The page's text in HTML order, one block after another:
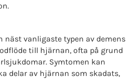
näst vanligaste typen av demens
till hjärnan, ofta på grund
Symtomen kan
delar av hjärnan som skadats,